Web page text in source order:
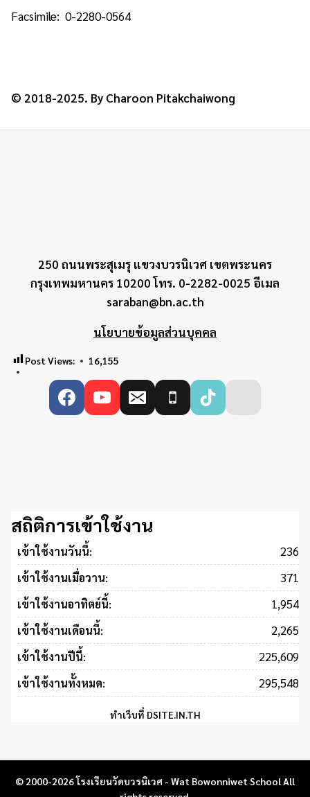
Facsimile: 0-2280-0564
© 2018-2025. By Charoon Pitakchaiwong
250 ถนนพระสุเมรุ แขวงบวรนิเวศ เขตพระนคร
กรุงเทพมหานคร 10200 โทร. 0-2282-0025 อีเมล
saraban@bn.ac.th
นโยบายข้อมูลส่วนบุคคล
Post Views: 16,155
สถิติการเข้าใช้งาน
เข้าใช้งานวันนี้: 236
เข้าใช้งานเมื่อวาน: 371
เข้าใช้งานอาทิตย์นี้: 1,954
เข้าใช้งานเดือนนี้: 2,265
เข้าใช้งานปีนี้: 225,609
เข้าใช้งานทั้งหมด: 295,548
ทำเว็บที่ DSITE.IN.TH
© 2000-2026 โรงเรียนวัดบวรนิเวศ - Wat Bowonniwet School All